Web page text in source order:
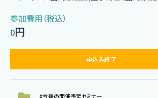
参加費用（税込）
0円
申込み終了
#今後の開催予定セミナー